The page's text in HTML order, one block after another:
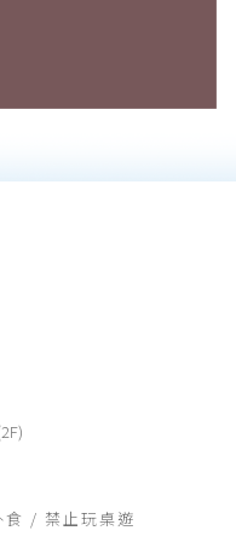
/ 禁止玩桌遊